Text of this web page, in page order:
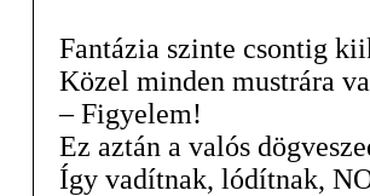
Fantázia szinte csontig
Közel minden mustrára
– Figyelem!
Ez aztán a valós
Így vadítnak, lódítnak,